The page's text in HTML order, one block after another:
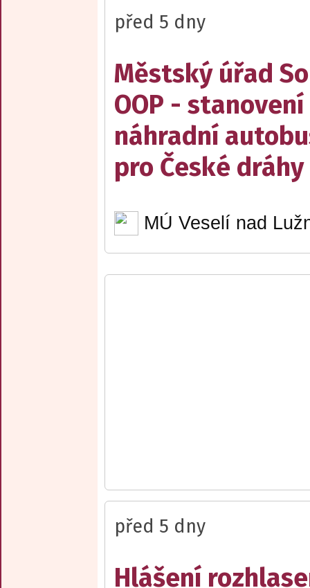
před 5 dny
Městský úřad
OOP -
náhradní
pro České dráhy
MÚ Veselí nad
před 5 dny
Hlášení